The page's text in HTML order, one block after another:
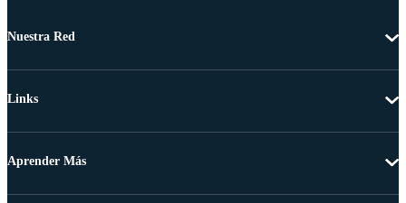
Nuestra Red
Links
Aprender Más